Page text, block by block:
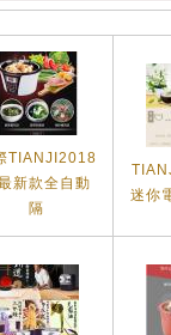
TIANJI2018
新款全自動
隔
迷你